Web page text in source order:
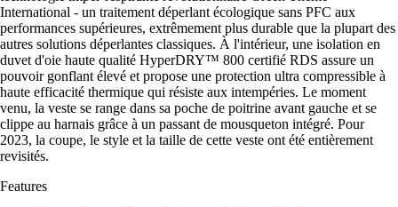
International - un traitement déperlant écologique sans PFC aux
performances supérieures, extrêmement plus durable que la plupart des
autres solutions déperlantes classiques. À l'intérieur, une isolation en
duvet d'oie haute qualité HyperDRY™ 800 certifié RDS assure un
pouvoir gonflant élevé et propose une protection ultra compressible à
haute efficacité thermique qui résiste aux intempéries. Le moment
venu, la veste se range dans sa poche de poitrine avant gauche et se
clippe au harnais grâce à un passant de mousqueton intégré. Pour
2023, la coupe, le style et la taille de cette veste ont été entièrement
revisités.
Features